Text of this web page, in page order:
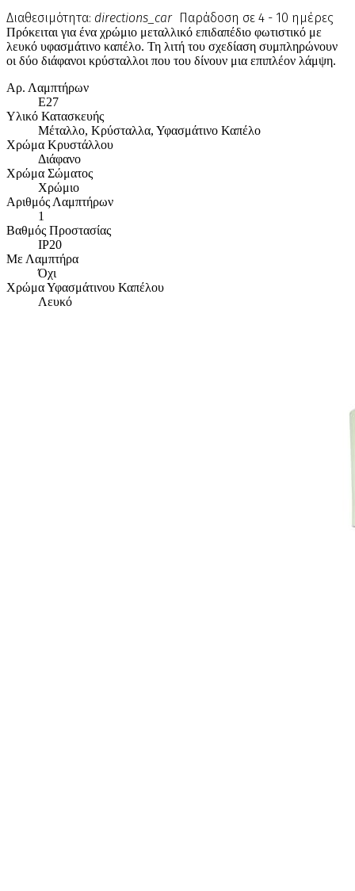
Διαθεσιμότητα: directions_car Παράδοση σε 4 - 10 ημέρες
Πρόκειται για ένα χρώμιο μεταλλικό επιδαπέδιο φωτιστικό με
λευκό υφασμάτινο καπέλο. Τη λιτή του σχεδίαση συμπληρώνουν
οι δύο διάφανοι κρύσταλλοι που του δίνουν μια επιπλέον λάμψη.
Αρ. Λαμπτήρων
Ε27
Υλικό Κατασκευής
Μέταλλο, Κρύσταλλα, Υφασμάτινο Καπέλο
Χρώμα Κρυστάλλου
Διάφανο
Χρώμα Σώματος
Χρώμιο
Αριθμός Λαμπτήρων
1
Βαθμός Προστασίας
IP20
Με Λαμπτήρα
Όχι
Χρώμα Υφασμάτινου Καπέλου
Λευκό